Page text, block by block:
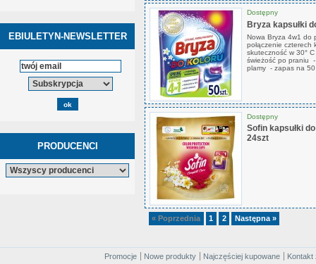
EBIULETYN-NEWSLETTER
PRODUCENCI
Dostępny
Bryza kapsułki
Nowa Bryza 4w1 do
połączenie czterech
skuteczność w 30°
świeżość po praniu
plamy - zapas na
Dostępny
Sofin kapsułki
24szt
« Poprzednia 1 2 Następna »
Promocje Nowe produkty Najczęściej kupowane
Kontakt